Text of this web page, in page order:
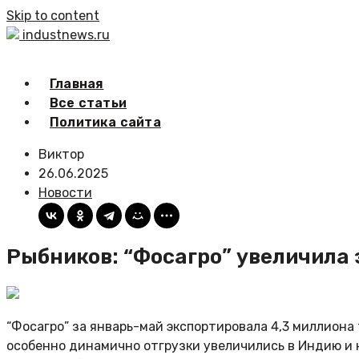
Skip to content
industnews.ru
Главная
Все статьи
Политика сайта
Виктор
26.06.2025
Новости
Рыбников: “Фосагро”
“Фосагро” за январь-май экспортировала 4,3
особенно динамично отгрузки увеличились в Индию